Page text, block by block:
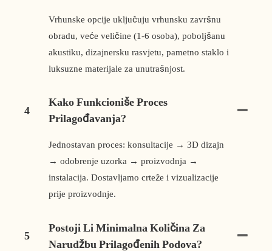
Vrhunske opcije uključuju vrhunsku završnu
obradu, veće veličine (1-6 osoba), poboljšanu
akustiku, dizajnersku rasvjetu, pametno staklo i
luksuzne materijale za unutrašnjost.
4
Kako Funkcioniše Proces
Prilagođavanja?
Jednostavan proces: konsultacije → 3D dizajn
→ odobrenje uzorka → proizvodnja →
instalacija. Dostavljamo crteže i vizualizacije
prije proizvodnje.
5
Postoji Li Minimalna Količina Za
Narudžbu Prilagođenih Podova?